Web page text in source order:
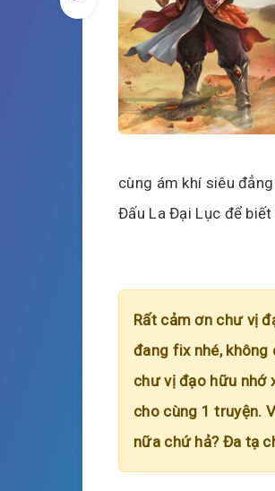
cùng ám khí siêu
Đấu La Đại Lục để biết
Rất cảm ơn chư vị
đang fix nhé,
chư vị đạo hữu nhớ
cho cùng 1 truyện.
nữa chứ hả? Đa tạ